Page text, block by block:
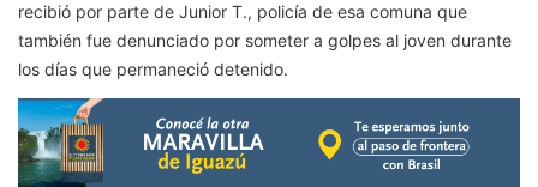
recibió por parte de Junior T., policía de esa comuna que
también fue denunciado por someter a golpes al joven durante
los días que permaneció detenido.